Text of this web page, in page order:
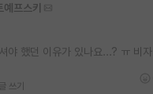
프스키
야 했던 이유가 있나요...? ㅠ 비
쓰기